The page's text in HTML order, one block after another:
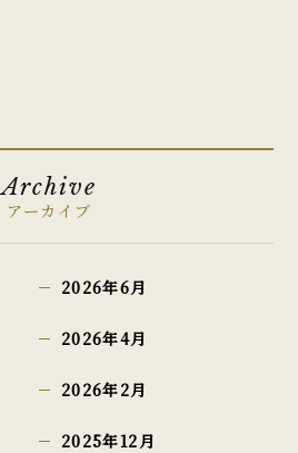
Archive
アーカイブ
2026年6月
2026年4月
2026年2月
2025年12月